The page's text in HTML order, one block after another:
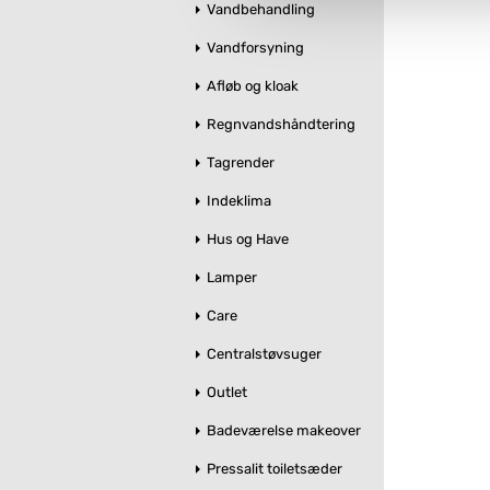
Du kan se mere om,
Vandbehandling
Vandforsyning
Afløb og kloak
Regnvandshåndtering
Tagrender
Indeklima
Hus og Have
Lamper
Care
Centralstøvsuger
Outlet
Badeværelse makeover
Pressalit toiletsæder